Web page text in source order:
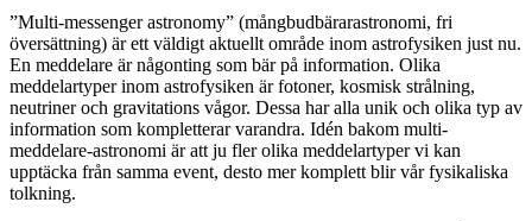
”Multi-messenger astronomy” (mångbudbärarastronomi, fri
översättning) är ett väldigt aktuellt område inom astrofysiken just nu.
En meddelare är någonting som bär på information. Olika
meddelartyper inom astrofysiken är fotoner, kosmisk strålning,
neutriner och gravitations vågor. Dessa har alla unik och olika typ av
information som kompletterar varandra. Idén bakom multi-
meddelare-astronomi är att ju fler olika meddelartyper vi kan
upptäcka från samma event, desto mer komplett blir vår fysikaliska
tolkning.